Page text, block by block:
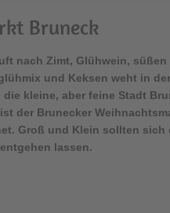
Bruneck
nach Zimt, Glühwein, süßen
und Keksen weht in
die kleine, aber feine Stadt
der Brunecker
Groß und Klein sollten sich
lassen.